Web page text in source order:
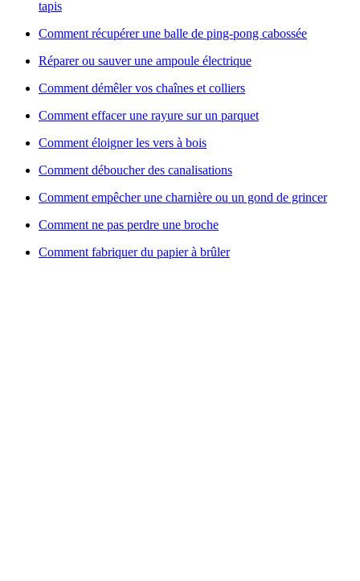
tapis
Comment récupérer une balle de ping-pong cabossée
Réparer ou sauver une ampoule électrique
Comment démêler vos chaînes et colliers
Comment effacer une rayure sur un parquet
Comment éloigner les vers à bois
Comment déboucher des canalisations
Comment empêcher une charnière ou un gond de grincer
Comment ne pas perdre une broche
Comment fabriquer du papier à brûler